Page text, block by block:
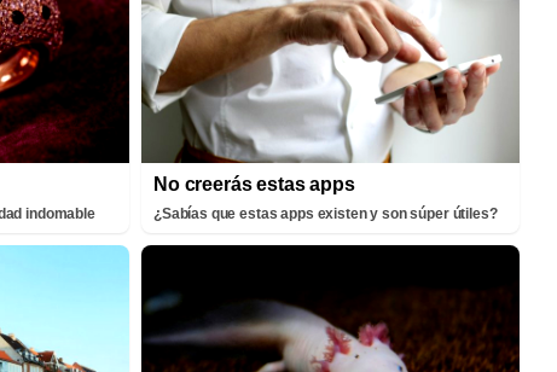
indomable
No creerás estas apps
¿Sabías que estas apps existen y son súper útiles?